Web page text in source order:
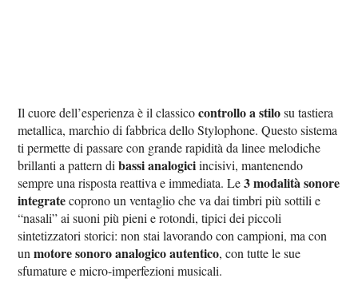
Il cuore dell’esperienza è il classicocontrollo a stilosu tastiera
metallica, marchio di fabbrica dello Stylophone. Questo sistema
ti permette di passare con grande rapidità da linee melodiche
brillanti a pattern dibassi analogiciincisivi, mantenendo
sempre una risposta reattiva e immediata. Le3 modalità sonore
integratecoprono un ventaglio che va dai timbri più sottili e
“nasali” ai suoni più pieni e rotondi, tipici dei piccoli
sintetizzatori storici: non stai lavorando con campioni, ma con
unmotore sonoro analogico autentico, con tutte le sue
sfumature e micro-imperfezioni musicali.